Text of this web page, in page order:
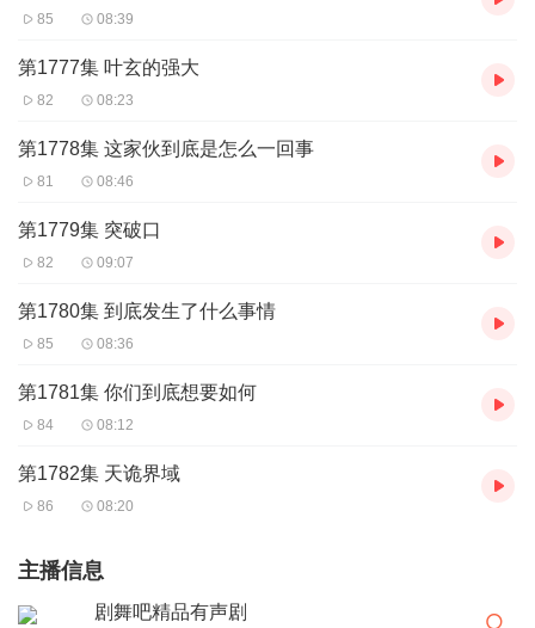
85 08:39
第1777集 叶玄的强大
82 08:23
第1778集 这家伙到底是怎么一回事
81 08:46
第1779集 突破口
82 09:07
第1780集 到底发生了什么事情
85 08:36
第1781集 你们到底想要如何
84 08:12
第1782集 天诡界域
86 08:20
主播信息
剧舞吧精品有声剧